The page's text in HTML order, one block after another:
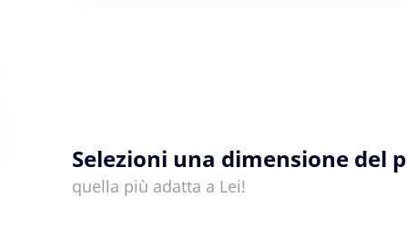
Selezioni una dimensione del
quella più adatta a Lei!